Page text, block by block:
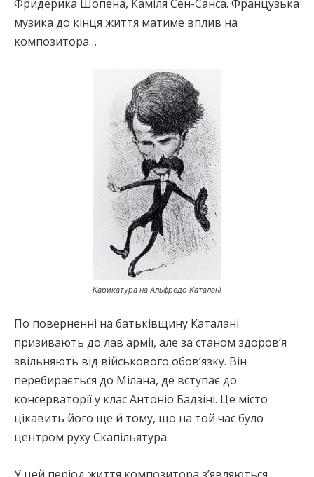
Фридерика Шопена, Каміля Сен-Санса. Французька
музика до кінця життя матиме вплив на
композитора…
Карикатура на Альфредо Каталані
По поверненні на батьківщину Каталані
призивають до лав армії, але за станом здоров’я
звільняють від військового обов’язку. Він
перебирається до Мілана, де вступає до
консерваторії у клас Антоніо Бадзіні. Це місто
цікавить його ще й тому, що на той час було
центром руху Скапільятура.